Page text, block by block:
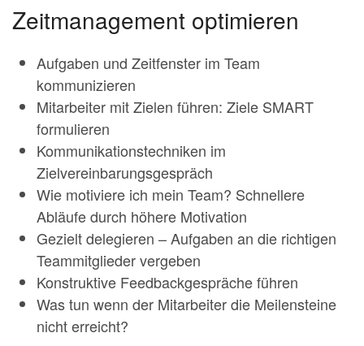
Zeitmanagement optimieren
Aufgaben und Zeitfenster im Team
kommunizieren
Mitarbeiter mit Zielen führen: Ziele SMART
formulieren
Kommunikationstechniken im
Zielvereinbarungsgespräch
Wie motiviere ich mein Team? Schnellere
Abläufe durch höhere Motivation
Gezielt delegieren – Aufgaben an die richtigen
Teammitglieder vergeben
Konstruktive Feedbackgespräche führen
Was tun wenn der Mitarbeiter die Meilensteine
nicht erreicht?